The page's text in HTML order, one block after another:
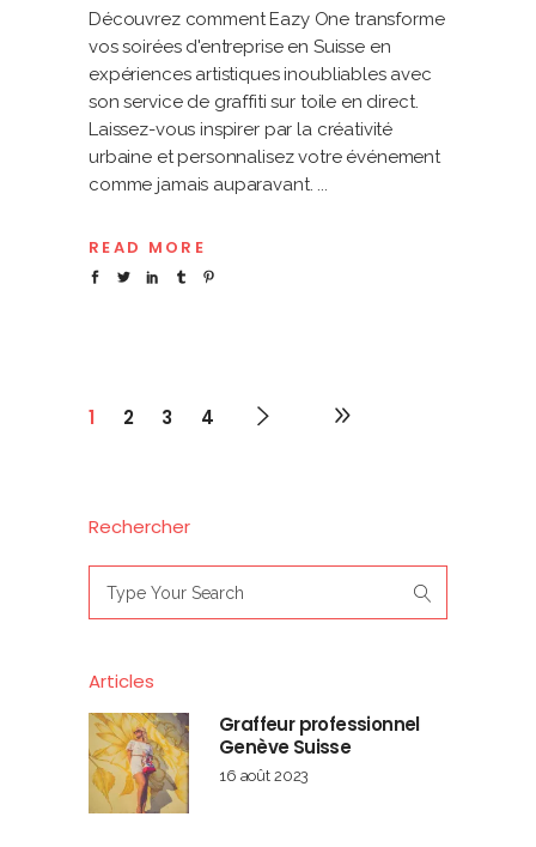
Découvrez comment Eazy One transforme
vos soirées d'entreprise en Suisse en
expériences artistiques inoubliables avec
son service de graffiti sur toile en direct.
Laissez-vous inspirer par la créativité
urbaine et personnalisez votre événement
comme jamais auparavant.
READ MORE
1 2 3 4
Rechercher
for:
Articles
Graffeur professionnel
Genève Suisse
16 août 2023